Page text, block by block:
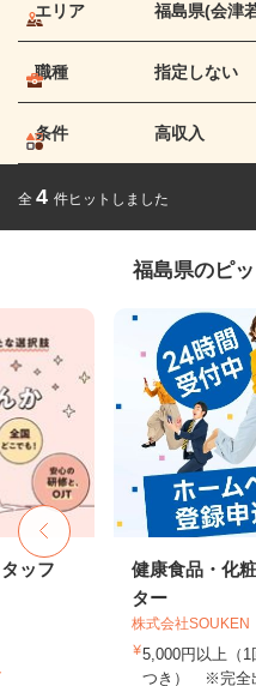
エリア 福島県(会津
職種 指定しない
条件 高収入
全 4 件ヒットしました
福島県のピ
ッフ
健康食品・化
ター
株式会社SOUKEN
5,000円以上（1
つき） ※完全